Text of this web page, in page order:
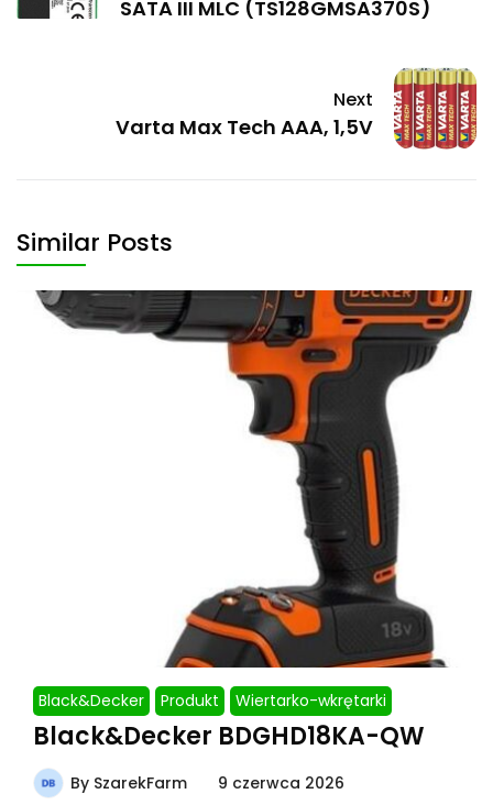
SATA III MLC (TS128GMSA370S)
Next
Varta Max Tech AAA, 1,5V
Similar Posts
Black&Decker Produkt Wiertarko-wkrętarki
Black&Decker BDGHD18KA-QW
By SzarekFarm 9 czerwca 2026